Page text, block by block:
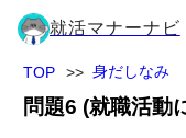
就活マナーナビ
TOP 身だしなみ
問題6 (就職活動